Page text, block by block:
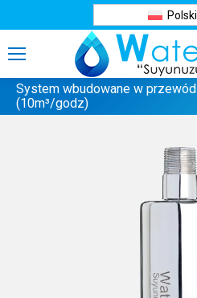
Polski
System wbudowane w
(10m³/godz)